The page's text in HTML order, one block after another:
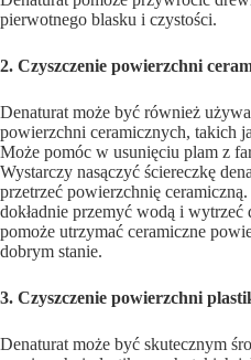
pierwotnego blasku i czystości.
2. Czyszczenie powierzchni
Denaturat może być również
powierzchni ceramicznych, takich
Może pomóc w usunięciu plam z
Wystarczy nasączyć ściereczkę
przetrzeć powierzchnię
dokładnie przemyć wodą i wytrzeć
pomoże utrzymać ceramiczne
dobrym stanie.
3. Czyszczenie powierzchni
Denaturat może być skutecznym